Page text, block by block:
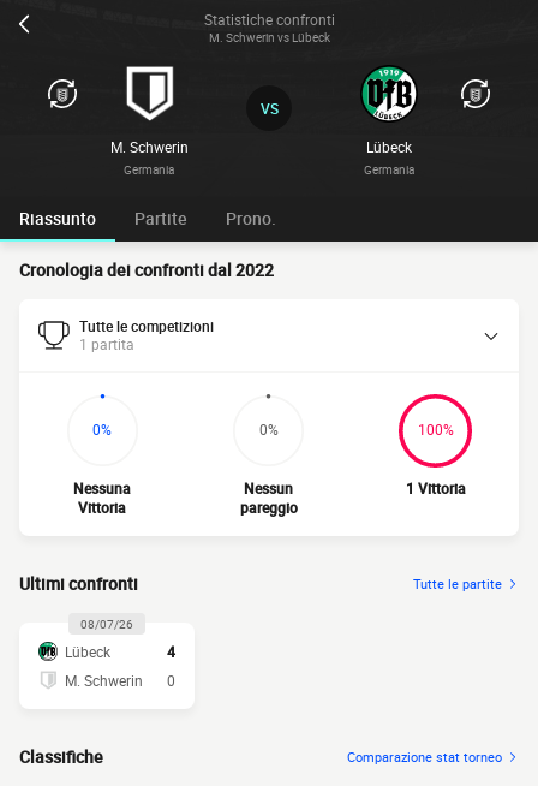
Statistiche confronti
M. Schwerin vs Lübeck
M. Schwerin
Germania
Lübeck
Germania
VS
Riassunto Partite Prono.
Cronologia dei confronti dal 2022
Tutte le competizioni
1 partita
0%
Nessuna
Vittoria
0%
Nessun
pareggio
100%
1 Vittoria
Ultimi confronti Tutte le partite
08/07/26
Lübeck
4
M. Schwerin
0
Classifiche Comparazione stat torneo